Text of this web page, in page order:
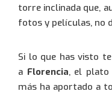
torre inclinada que,
fotos y películas, no
Si lo que has visto
a Florencia, el plato
más ha aportado a